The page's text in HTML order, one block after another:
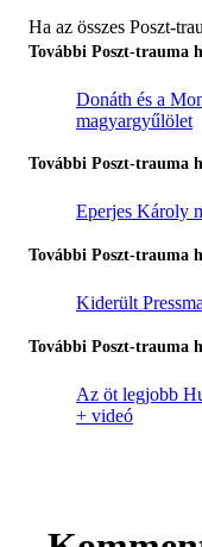
Ha az összes Poszt-
További Poszt-trauma
Donáth és a
magyargyűlölet
További Poszt-trauma
Eperjes Károly
További Poszt-trauma
Kiderült
További Poszt-trauma
Az öt legjobb
+ videó